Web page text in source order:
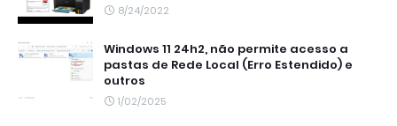
8/24/2022
Windows 11 24h2, não permite acesso a
pastas de Rede Local (Erro Estendido) e
outros
1/02/2025